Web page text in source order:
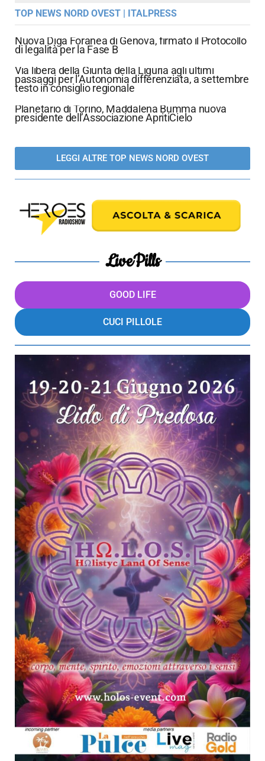
TOP NEWS NORD OVEST | ITALPRESS
Nuova Diga Foranea di Genova, firmato il Protocollo
di legalità per la Fase B
Via libera della Giunta della Liguria agli ultimi
passaggi per l’Autonomia differenziata, a settembre
testo in consiglio regionale
Planetario di Torino, Maddalena Bumma nuova
presidente dell’Associazione ApritiCielo
LEGGI ALTRE TOP NEWS NORD OVEST
LivePills
GOOD LIFE
CUCI PILLOLE